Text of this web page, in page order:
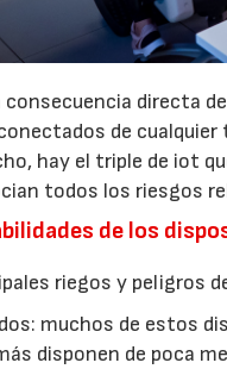
consecuencia directa
de
hay el triple de iot
todos los riesgos
de los
riegos y peligros
muchos de estos
disponen de poca